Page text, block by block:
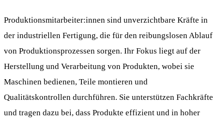
Produktionsmitarbeiter:innen sind unverzichtbare Kräfte in
der industriellen Fertigung, die für den reibungslosen Ablauf
von Produktionsprozessen sorgen. Ihr Fokus liegt auf der
Herstellung und Verarbeitung von Produkten, wobei sie
Maschinen bedienen, Teile montieren und
Qualitätskontrollen durchführen. Sie unterstützen Fachkräfte
und tragen dazu bei, dass Produkte effizient und in hoher